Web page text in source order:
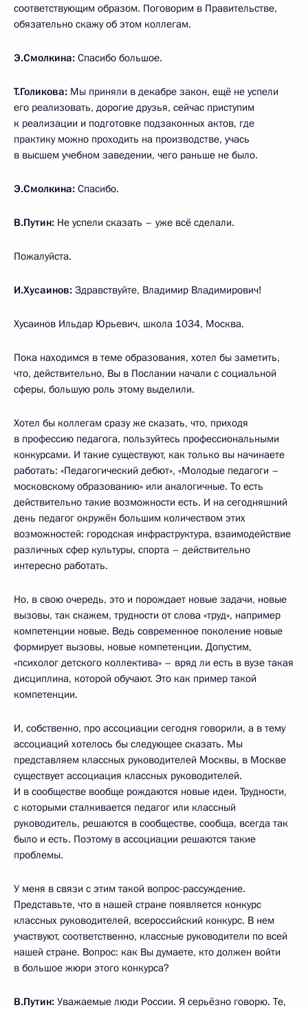
соответствующим образом. Поговорим в Правительстве,
обязательно скажу об этом коллегам.
Э.Смолкина: Спасибо большое.
Т.Голикова: Мы приняли в декабре закон, ещё не успели
его реализовать, дорогие друзья, сейчас приступим
к реализации и подготовке подзаконных актов, где
практику можно проходить на производстве, учась
в высшем учебном заведении, чего раньше не было.
Э.Смолкина: Спасибо.
В.Путин: Не успели сказать – уже всё сделали.
Пожалуйста.
И.Хусаинов: Здравствуйте, Владимир Владимирович!
Хусаинов Ильдар Юрьевич, школа 1034, Москва.
Пока находимся в теме образования, хотел бы заметить,
что, действительно, Вы в Послании начали с социальной
сферы, большую роль этому выделили.
Хотел бы коллегам сразу же сказать, что, приходя
в профессию педагога, пользуйтесь профессиональными
конкурсами. И такие существуют, как только вы начинаете
работать: «Педагогический дебют», «Молодые педагоги –
московскому образованию» или аналогичные. То есть
действительно такие возможности есть. И на сегодняшний
день педагог окружён большим количеством этих
возможностей: городская инфраструктура, взаимодействие
различных сфер культуры, спорта – действительно
интересно работать.
Но, в свою очередь, это и порождает новые задачи, новые
вызовы, так скажем, трудности от слова «труд», например
компетенции новые. Ведь современное поколение новые
формирует вызовы, новые компетенции. Допустим,
«психолог детского коллектива» – вряд ли есть в вузе такая
дисциплина, которой обучают. Это как пример такой
компетенции.
И, собственно, про ассоциации сегодня говорили, а в тему
ассоциаций хотелось бы следующее сказать. Мы
представляем классных руководителей Москвы, в Москве
существует ассоциация классных руководителей.
И в сообществе вообще рождаются новые идеи. Трудности,
с которыми сталкивается педагог или классный
руководитель, решаются в сообществе, сообща, всегда так
было и есть. Поэтому в ассоциации решаются такие
проблемы.
У меня в связи с этим такой вопрос-рассуждение.
Представьте, что в нашей стране появляется конкурс
классных руководителей, всероссийский конкурс. В нем
участвуют, соответственно, классные руководители по всей
нашей стране. Вопрос: как Вы думаете, кто должен войти
в большое жюри этого конкурса?
В.Путин: Уважаемые люди России. Я серьёзно говорю. Те,